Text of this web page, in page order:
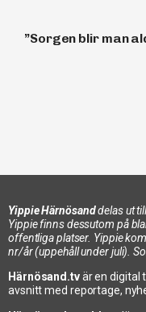
”Sorgen blir man
Evas lantliga idyll
Yippie Härnösanddelas ut
Yippie finns dessutom på
offentliga platser. Yippie
nr/år (uppehåll under juli).
Härnösand.tvär en digital
avsnitt med reportage,